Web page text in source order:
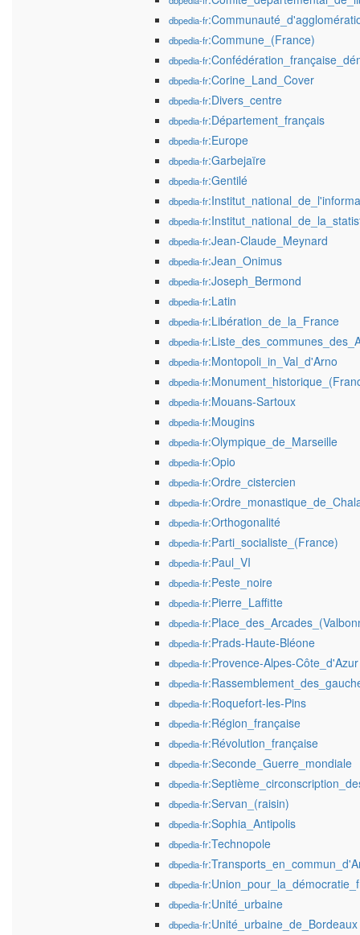
dbpedia-fr
dbpedia-fr:Commune_(France)
dbpedia-fr
dbpedia-fr:Corine_Land_Cover
dbpedia-fr:Divers_centre
dbpedia-fr:Département_français
dbpedia-fr:Europe
dbpedia-fr:Garbejaïre
dbpedia-fr:Gentilé
dbpedia-fr
dbpedia-fr
dbpedia-fr:Jean-Claude_Meynard
dbpedia-fr:Jean_Onimus
dbpedia-fr:Joseph_Bermond
dbpedia-fr:Latin
dbpedia-fr:Libération_de_la_France
dbpedia-fr
dbpedia-fr:Montopoli_in_Val_d'Arno
dbpedia-fr
dbpedia-fr:Mouans-Sartoux
dbpedia-fr:Mougins
dbpedia-fr:Olympique_de_Marseille
dbpedia-fr:Opio
dbpedia-fr:Ordre_cistercien
dbpedia-fr
dbpedia-fr:Orthogonalité
dbpedia-fr:Parti_socialiste_(France)
dbpedia-fr:Paul_VI
dbpedia-fr:Peste_noire
dbpedia-fr:Pierre_Laffitte
dbpedia-fr
dbpedia-fr:Prads-Haute-Bléone
dbpedia-fr:Provence-Alpes-Côte_d'Azur
dbpedia-fr
dbpedia-fr:Roquefort-les-Pins
dbpedia-fr:Région_française
dbpedia-fr:Révolution_française
dbpedia-fr:Seconde_Guerre_mondiale
dbpedia-fr
dbpedia-fr:Servan_(raisin)
dbpedia-fr:Sophia_Antipolis
dbpedia-fr:Technopole
dbpedia-fr
dbpedia-fr
dbpedia-fr:Unité_urbaine
dbpedia-fr:Unité_urbaine_de_Bordeaux